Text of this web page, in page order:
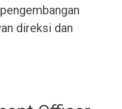
direksi dan